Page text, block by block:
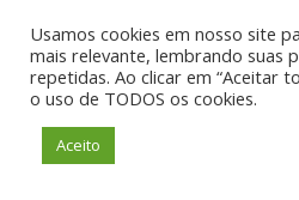
Usamos cookies em nosso site
mais relevante, lembrando suas
repetidas. Ao clicar em “Aceitar
o uso de TODOS os cookies.
Aceito